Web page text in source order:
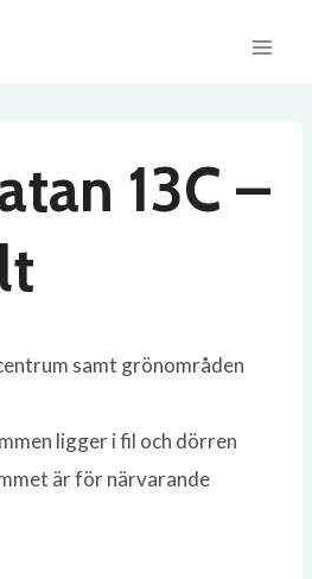
13C –
samt grönområden
ligger i fil och dörren
är för närvarande